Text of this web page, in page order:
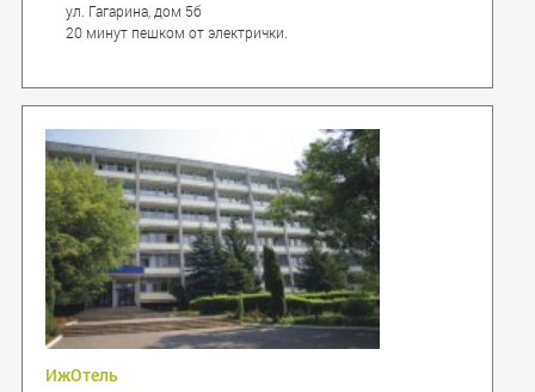
ул. Гагарина, дом 5б
20 минут пешком от электрички.
ИжОтель